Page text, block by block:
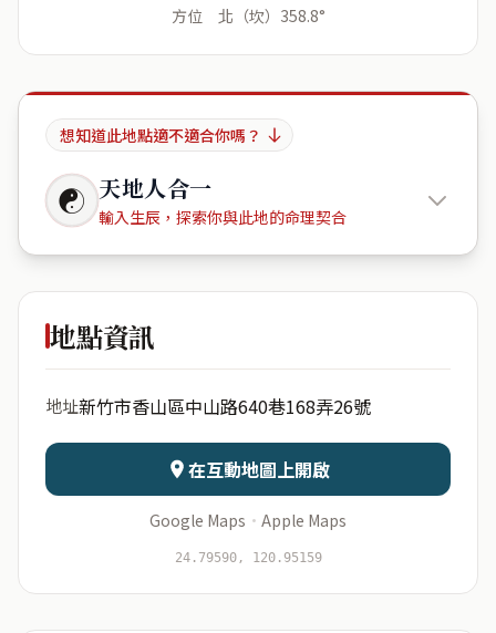
方位 北（坎）358.8°
想知道此地點適不適合你嗎？
☯ 天地人合一
輸入生辰，探索你與此地的命理契合
中山世紀
日期 出生時辰
資料僅用於即時分析，不會儲存於伺服器
地點資訊
地址新竹市香山區中山路640巷168弄26號
在互動地圖上開啟
Google Maps · Apple Maps
24.79590, 120.95159